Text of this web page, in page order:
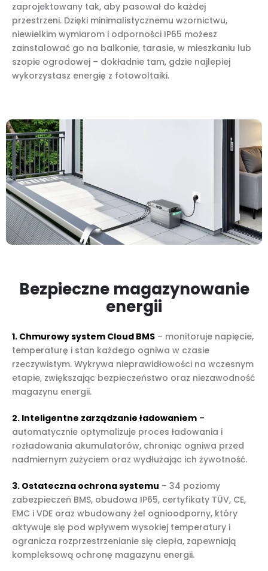
zaprojektowany tak, aby pasował do każdej
przestrzeni. Dzięki minimalistycznemu wzornictwu,
niewielkim wymiarom i odporności IP65 możesz
zainstalować go na balkonie, tarasie, w mieszkaniu lub
szopie ogrodowej – dokładnie tam, gdzie najlepiej
wykorzystasz energię z fotowoltaiki.
Bezpieczne magazynowanie
energii
1. Chmurowy system Cloud BMS – monitoruje napięcie,
temperaturę i stan każdego ogniwa w czasie
rzeczywistym. Wykrywa nieprawidłowości na wczesnym
etapie, zwiększając bezpieczeństwo oraz niezawodność
magazynu energii.
2. Inteligentne zarządzanie ładowaniem –
automatycznie optymalizuje proces ładowania i
rozładowania akumulatorów, chroniąc ogniwa przed
nadmiernym zużyciem oraz wydłużając ich żywotność.
3. Ostateczna ochrona systemu – 34 poziomy
zabezpieczeń BMS, obudowa IP65, certyfikaty TÜV, CE,
EMC i VDE oraz wbudowany żel ognioodporny, który
aktywuje się pod wpływem wysokiej temperatury i
ogranicza rozprzestrzenianie się ciepła, zapewniają
kompleksową ochronę magazynu energii.